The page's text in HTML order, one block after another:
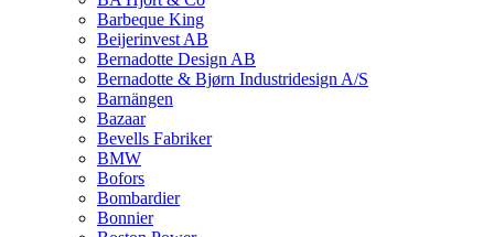
Barbeque King
Beijerinvest AB
Bernadotte Design AB
Bernadotte & Bjørn Industridesign A/S
Barnängen
Bazaar
Bevells Fabriker
BMW
Bofors
Bombardier
Bonnier